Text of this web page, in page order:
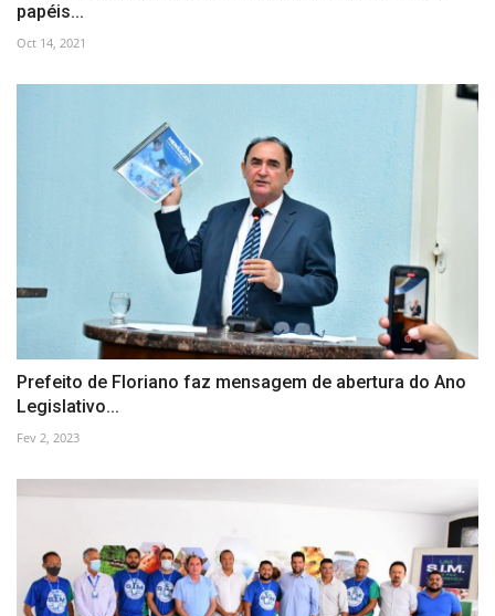
papéis...
Oct 14, 2021
Prefeito de Floriano faz mensagem de abertura do Ano
Legislativo...
Fev 2, 2023